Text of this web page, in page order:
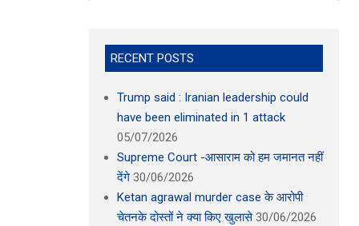
RECENT POSTS
Trump said : Iranian leadership could
have been eliminated in 1 attack
05/07/2026
Supreme Court -आसाराम को हम जमानत नहीं
देंगे 30/06/2026
Ketan agrawal murder case के आरोपी
चेतनके दोस्तों ने क्या किए खुलासे 30/06/2026